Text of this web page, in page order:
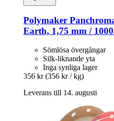
Polymaker
Earth, 1,75 mm /
Sömlösa övergångar
Silk-liknande yta
Inga synliga lager
356 kr (356 kr / kg)
Leverans till 14. augusti